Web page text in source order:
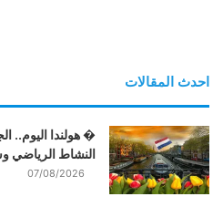
احدث المقالات
� هولندا اليوم..
النشاط الرياضي
07/08/2026